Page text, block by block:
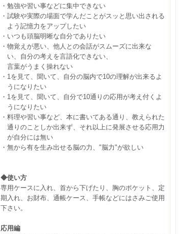
・勉強や習い事などに集中できない
・試験や実際の場面で学んだことがスッと思い出される
よう記憶力をアップしたい
・いつも頭脳明晰な自分でありたい
・物覚えが悪い、他人との会話がスムーズに出来な
い、自分の考えを言語化できない、
言葉がうまく操れない
・1を見て、聞いて、自分の脳内で10の理解が出来るよ
うになりたい
・1を見て、聞いて、自分で10通りの応用が考え付くよ
うになりたい
・料理や習い事など、本に書いてある通り、教えられた
通りのことしか出来ず、それ以上に発展させる応用力
が自分には無い
・無から有を生み出せる脳の力、"脳力"が欲しい
◆使い方
専用ケースに入れ、首から下げたり、胸のポケット、定
期入れ、お財布、通帳ケース、手帳などにはさみご使用
下さい。
応用編